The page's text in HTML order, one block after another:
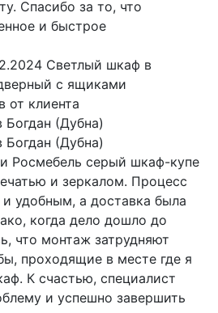
Спасибо за то, что
и быстрое
Светлый шкаф в
с ящиками
(Дубна)
Росмебель серый шкаф-купе
и зеркалом. Процесс
удобным, а доставка была
когда дело дошло до
что монтаж затрудняют
проходящие в месте где я
К счастью, специалист
и успешно завершить